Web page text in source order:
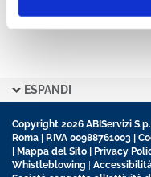
ESPANDI
Copyright 2026 ABIServizi
Roma | P.IVA 00988761003 |
| Mappa del Sito | Privacy
Whistleblowing |